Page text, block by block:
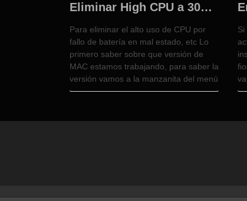
Eliminar High CPU a 300 en un MAC
Para eliminar el alto uso de CPU por
fallo de batería en mal estado, etc Lo
primero saber sobre que versión de
MAC estamos trabajando, para saber la
versión vamos a la manzanita del menú
-> acerca de este mac -> más